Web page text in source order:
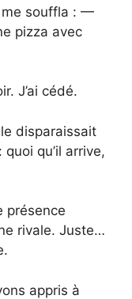
me souffla : —
pizza avec
J’ai cédé.
disparaissait
qu’il arrive,
présence
rivale. Juste…
appris à